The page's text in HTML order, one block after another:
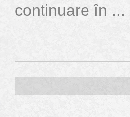
continuare în ...